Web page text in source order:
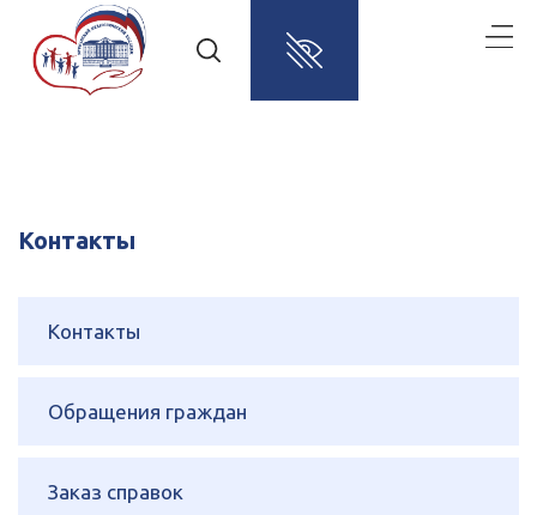
Контакты
Контакты
Обращения граждан
Заказ справок